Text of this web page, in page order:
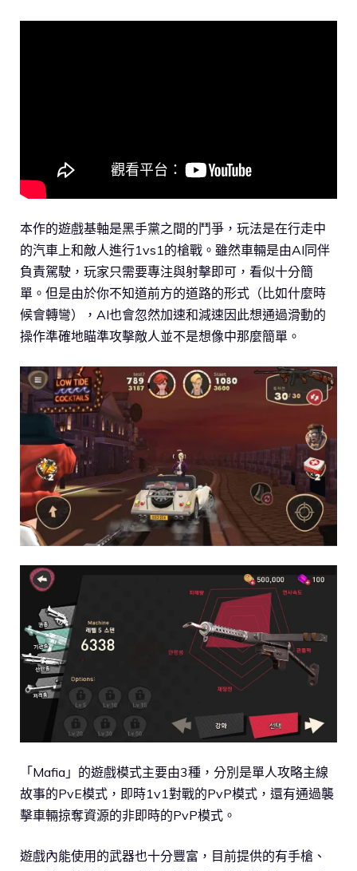
本作的遊戲基軸是黑手黨之間的鬥爭，玩法是在行走中
的汽車上和敵人進行1vs1的槍戰。雖然車輛是由AI同伴
負責駕駛，玩家只需要專注與射擊即可，看似十分簡
單。但是由於你不知道前方的道路的形式（比如什麼時
候會轉彎），AI也會忽然加速和減速因此想通過滑動的
操作準確地瞄準攻擊敵人並不是想像中那麼簡單。
「Mafia」的遊戲模式主要由3種，分別是單人攻略主線
故事的PvE模式，即時1v1對戰的PvP模式，還有通過襲
擊車輛掠奪資源的非即時的PvP模式。
遊戲內能使用的武器也十分豐富，目前提供的有手槍、